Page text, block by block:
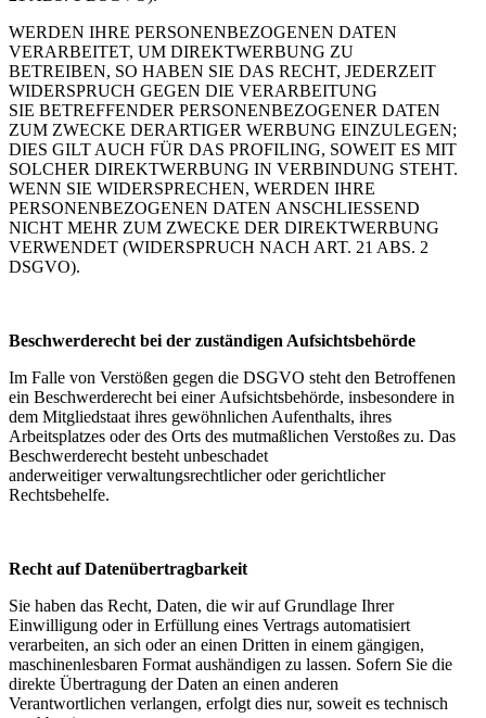
WERDEN IHRE PERSONENBEZOGENEN DATEN
VERARBEITET, UM DIREKTWERBUNG ZU
BETREIBEN, SO HABEN SIE DAS RECHT, JEDERZEIT
WIDERSPRUCH GEGEN DIE VERARBEITUNG
SIE BETREFFENDER PERSONENBEZOGENER DATEN
ZUM ZWECKE DERARTIGER WERBUNG EINZULEGEN;
DIES GILT AUCH FÜR DAS PROFILING, SOWEIT ES MIT
SOLCHER DIREKTWERBUNG IN VERBINDUNG STEHT.
WENN SIE WIDERSPRECHEN, WERDEN IHRE
PERSONENBEZOGENEN DATEN ANSCHLIESSEND
NICHT MEHR ZUM ZWECKE DER DIREKTWERBUNG
VERWENDET (WIDERSPRUCH NACH ART. 21 ABS. 2
DSGVO).
Beschwerderecht bei der zuständigen Aufsichtsbehörde
Im Falle von Verstößen gegen die DSGVO steht den Betroffenen
ein Beschwerderecht bei einer Aufsichtsbehörde, insbesondere in
dem Mitgliedstaat ihres gewöhnlichen Aufenthalts, ihres
Arbeitsplatzes oder des Orts des mutmaßlichen Verstoßes zu. Das
Beschwerderecht besteht unbeschadet
anderweitiger verwaltungsrechtlicher oder gerichtlicher
Rechtsbehelfe.
Recht auf Datenübertragbarkeit
Sie haben das Recht, Daten, die wir auf Grundlage Ihrer
Einwilligung oder in Erfüllung eines Vertrags automatisiert
verarbeiten, an sich oder an einen Dritten in einem gängigen,
maschinenlesbaren Format aushändigen zu lassen. Sofern Sie die
direkte Übertragung der Daten an einen anderen
Verantwortlichen verlangen, erfolgt dies nur, soweit es technisch